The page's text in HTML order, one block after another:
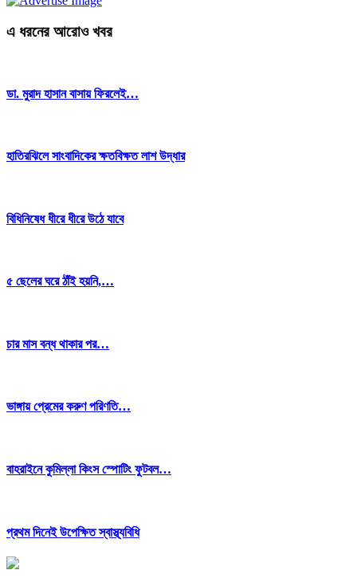
এ ধরনের আরোও খবর
ডা. মুরাদ হাসান বাসায় ফিরলেই…
হাতিরঝিলে সাংবাদিকের ক্ষতবিক্ষত লাশ উদ্ধার
বিধিনিষেধ ধীরে ধীরে উঠে যাবে
৫ ছেলের ঘরে ঠাঁই হয়নি,…
চার মাস বন্ধ থাকার পর…
ভাঙ্গায় প্রেমের করুণ পরিণতি…
বাহরাইনে কুমিল্লা কিংস স্পোটিং ফুটবল…
প্রথম দিনেই উপেক্ষিত স্বাস্থ্যবিধি